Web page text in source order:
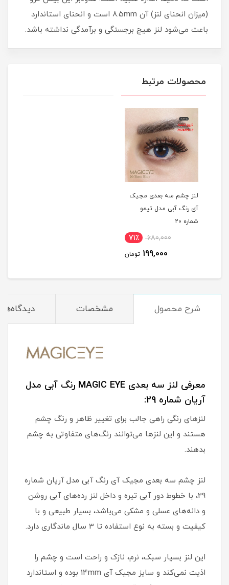
(میزان انحنای لنز) آن 8.5mm است و انحنای استاندارد
باعث می‌شود لنز هیچ برجستگی و برآمدگی نداشته باشد.
محصولات مرتبط
لنز چشم سه بعدی مجیک
آی رنگ آبی مدل تیمو
شماره 20
680,000 71٪
199,000 تومان
شرح محصول مشخصات دیدگاه‌ها
معرفی لنز سه بعدی MAGIC EYE رنگ آبی مدل
آریان شماره 29:
لنزهای رنگی راهی جالب برای تغییر ظاهر و رنگ چشم
هستند و این لنزها می‌توانند رنگ‌های متفاوتی به چشم
بدهند.
لنز چشم سه بعدی مجیک آی رنگ آبی مدل آریان شماره
29، با خطوط دور آبی تیره و داخل لنز رده‌های آبی روشن
و دانه‌های عسلی و مشکی می‌باشد، بسیار طبیعی و با
کیفیت و بسته به نوع استفاده تا 3 سال ماندگاری دارد.
این لنز بسیار سبک، نرم، نازک و راحت است و چشم را
اذیت نمی‌کند و سایز مجیک آی 14mm بوده و استاندارد